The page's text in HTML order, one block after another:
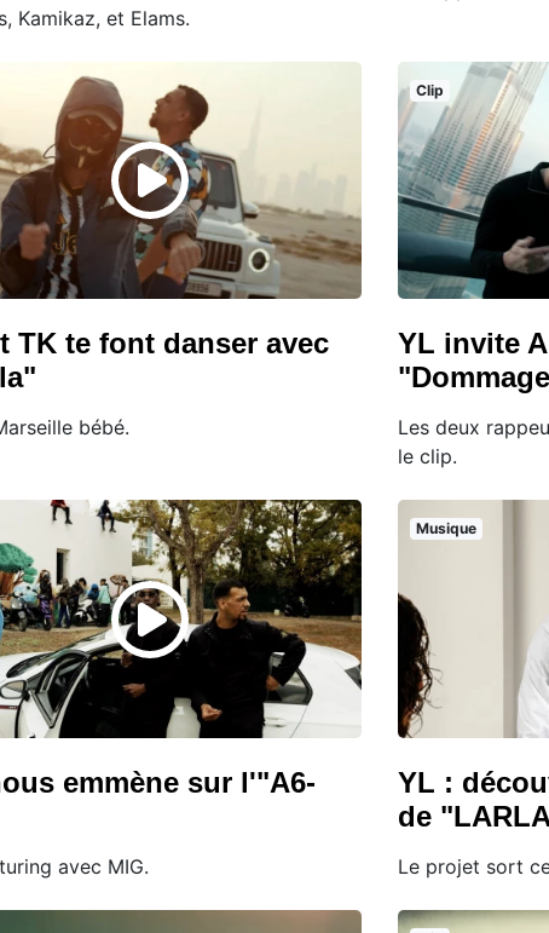
Kamikaz, et Elams.
TK te font danser avec
bébé.
Clip
YL invite
Les deux
le clip.
emmène sur l'"A6-
avec MIG.
Musique
YL :
de
Le projet sort